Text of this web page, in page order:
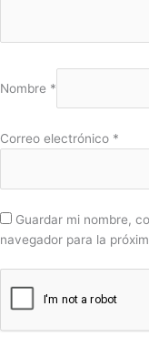
Nombre *
Correo electrónico *
Guardar mi nombre,
navegador para la